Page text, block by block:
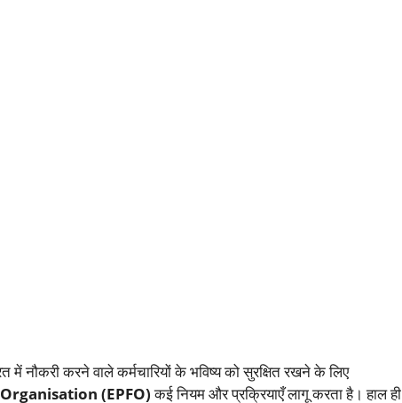
में नौकरी करने वाले कर्मचारियों के भविष्य को सुरक्षित रखने के लिए
(EPFO)कई नियम और प्रक्रियाएँ लागू करता है। हाल ही